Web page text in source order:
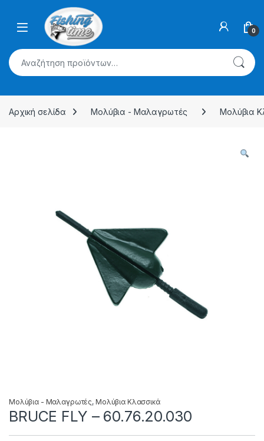
Skip to navigation
0
Αναζήτηση για:
Αρχική σελίδα Μολύβια - Μαλαγρωτές Μολύβια
Μολύβια - Μαλαγρωτές, Μολύβια Κλασσικά
BRUCE FLY – 60.76.20.030